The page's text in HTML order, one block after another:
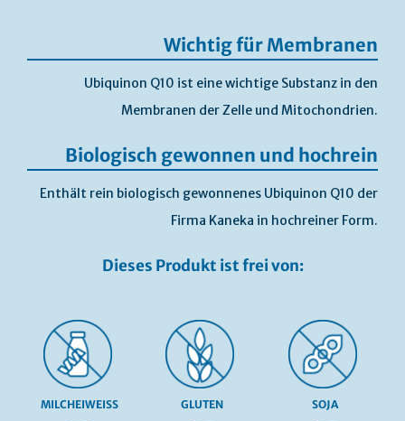
Wichtig für Membranen
Ubiquinon Q10 ist eine wichtige Substanz in den
Membranen der Zelle und Mitochondrien.
Biologisch gewonnen und hochrein
Enthält rein biologisch gewonnenes Ubiquinon Q10 der
Firma Kaneka in hochreiner Form.
Dieses Produkt ist frei von:
MILCHEIWEISS GLUTEN SOJA